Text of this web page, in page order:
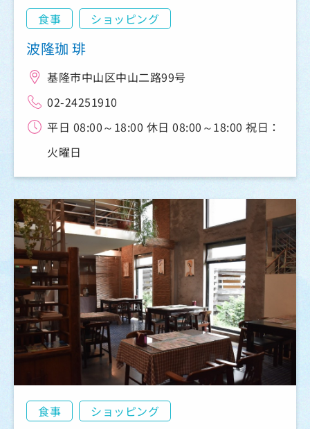
食事 ショッピング
波隆珈 琲
基隆市中山区中山二路99号
02-24251910
平日 08:00～18:00 休日 08:00～18:00 祝日：
火曜日
食事 ショッピング